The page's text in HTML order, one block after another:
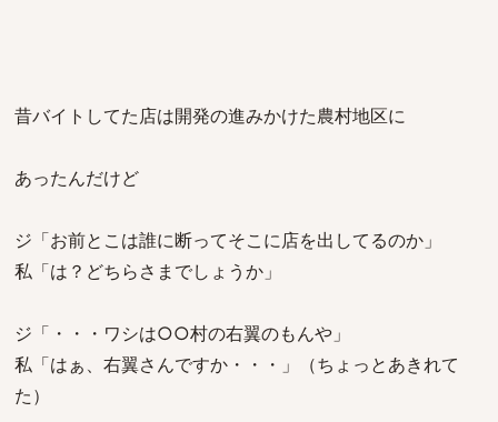
昔バイトしてた店は開発の進みかけた農村地区に
あったんだけど
ジ「お前とこは誰に断ってそこに店を出してるのか」
私「は？どちらさまでしょうか」
ジ「・・・ワシは○○村の右翼のもんや」
私「はぁ、右翼さんですか・・・」（ちょっとあきれて
た）